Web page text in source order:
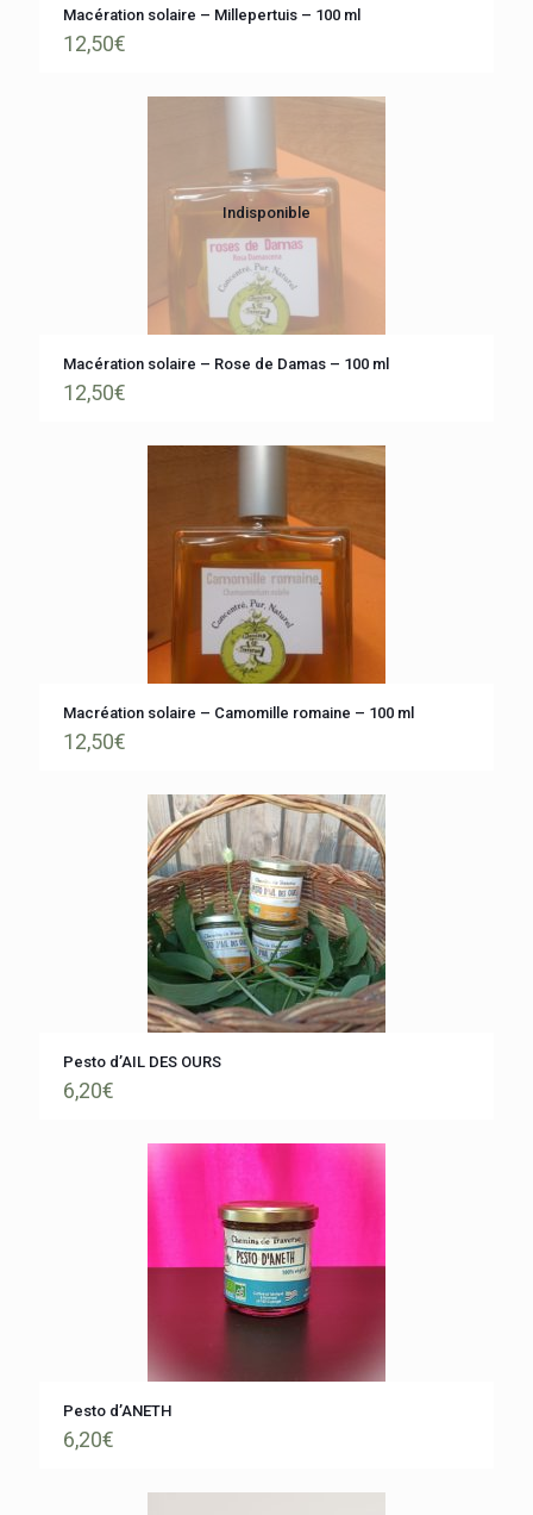
Macération solaire – Millepertuis – 100 ml
12,50€
Indisponible
Macération solaire – Rose de Damas – 100 ml
12,50€
Macréation solaire – Camomille romaine – 100 ml
12,50€
Pesto d’AIL DES OURS
6,20€
Pesto d’ANETH
6,20€